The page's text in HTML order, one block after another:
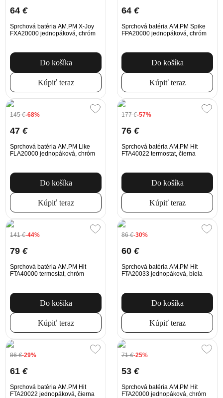
64 €
Sprchová batéria AM.PM X-Joy
FXA20000 jednopáková, chróm
Do košíka
Kúpiť teraz
64 €
Sprchová batéria AM.PM Spike
FPA20000 jednopáková, chróm
Do košíka
Kúpiť teraz
145€-68%
47 €
Sprchová batéria AM.PM Like
FLA20000 jednopáková, chróm
Do košíka
Kúpiť teraz
177€-57%
76 €
Sprchová batéria AM.PM Hit
FTA40022 termostat, čierna
Do košíka
Kúpiť teraz
141€-44%
79 €
Sprchová batéria AM.PM Hit
FTA40000 termostat, chróm
Do košíka
Kúpiť teraz
86€-30%
60 €
Sprchová batéria AM.PM Hit
FTA20033 jednopáková, biela
Do košíka
Kúpiť teraz
86€-29%
61 €
Sprchová batéria AM.PM Hit
FTA20022 jednopáková, čierna
71€-25%
53 €
Sprchová batéria AM.PM Hit
FTA20000 jednopáková, chróm